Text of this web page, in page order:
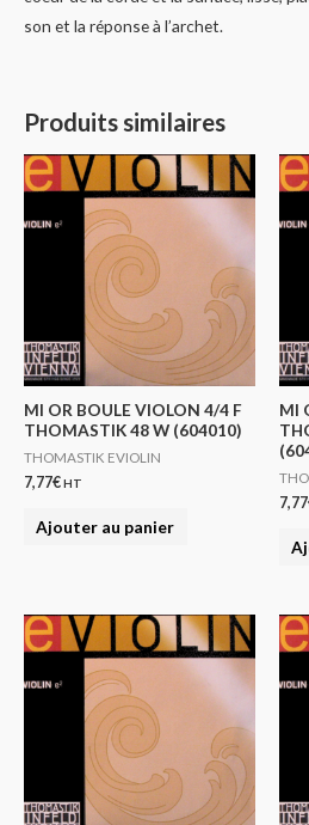
son et la réponse à l’archet.
Produits similaires
MI OR BOULE VIOLON 4/4 F
THOMASTIK 48 W (604010)
THOMASTIK EVIOLIN
7,77€HT
Ajouter au panier
MI
7,77